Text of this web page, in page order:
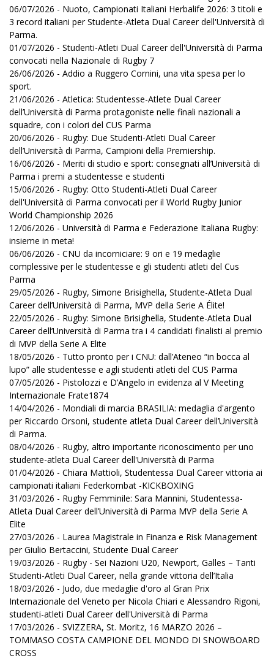
06/07/2026 - Nuoto, Campionati Italiani Herbalife 2026: 3 titoli e
3 record italiani per Studente-Atleta Dual Career dell'Università di
Parma.
01/07/2026 - Studenti-Atleti Dual Career dell'Università di Parma
convocati nella Nazionale di Rugby 7
26/06/2026 - Addio a Ruggero Cornini, una vita spesa per lo
sport.
21/06/2026 - Atletica: Studentesse-Atlete Dual Career
dell’Università di Parma protagoniste nelle finali nazionali a
squadre, con i colori del CUS Parma
20/06/2026 - Rugby: Due Studenti-Atleti Dual Career
dell’Università di Parma, Campioni della Premiership.
16/06/2026 - Meriti di studio e sport: consegnati all’Università di
Parma i premi a studentesse e studenti
15/06/2026 - Rugby: Otto Studenti-Atleti Dual Career
dell'Università di Parma convocati per il World Rugby Junior
World Championship 2026
12/06/2026 - Università di Parma e Federazione Italiana Rugby:
insieme in meta!
06/06/2026 - CNU da incorniciare: 9 ori e 19 medaglie
complessive per le studentesse e gli studenti atleti del Cus
Parma
29/05/2026 - Rugby, Simone Brisighella, Studente-Atleta Dual
Career dell’Università di Parma, MVP della Serie A Élite!
22/05/2026 - Rugby: Simone Brisighella, Studente-Atleta Dual
Career dell’Università di Parma tra i 4 candidati finalisti al premio
di MVP della Serie A Elite
18/05/2026 - Tutto pronto per i CNU: dall’Ateneo “in bocca al
lupo” alle studentesse e agli studenti atleti del CUS Parma
07/05/2026 - Pistolozzi e D’Angelo in evidenza al V Meeting
Internazionale Frate1874
14/04/2026 - Mondiali di marcia BRASILIA: medaglia d'argento
per Riccardo Orsoni, studente atleta Dual Career dell’Università
di Parma.
08/04/2026 - Rugby, altro importante riconoscimento per uno
studente-atleta Dual Career dell'Università di Parma
01/04/2026 - Chiara Mattioli, Studentessa Dual Career vittoria ai
campionati italiani Federkombat -KICKBOXING
31/03/2026 - Rugby Femminile: Sara Mannini, Studentessa-
Atleta Dual Career dell’Università di Parma MVP della Serie A
Elite
27/03/2026 - Laurea Magistrale in Finanza e Risk Management
per Giulio Bertaccini, Studente Dual Career
19/03/2026 - Rugby - Sei Nazioni U20, Newport, Galles – Tanti
Studenti-Atleti Dual Career, nella grande vittoria dell’Italia
18/03/2026 - Judo, due medaglie d'oro al Gran Prix
Internazionale del Veneto per Nicola Chiari e Alessandro Rigoni,
studenti-atleti Dual Career dell'Università di Parma
17/03/2026 - SVIZZERA, St. Moritz, 16 MARZO 2026 –
TOMMASO COSTA CAMPIONE DEL MONDO DI SNOWBOARD
CROSS